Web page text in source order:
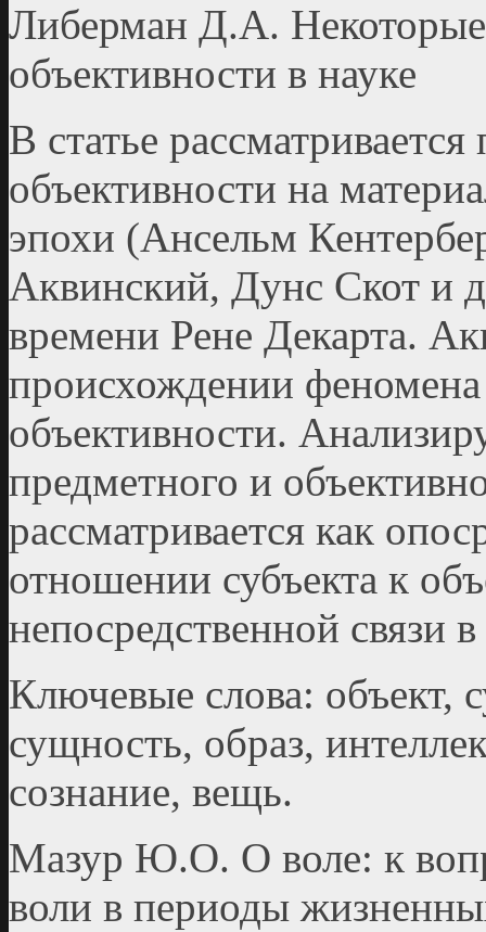
Либерман Д.А. Некоторые
объективности в науке
В статье
объективности на
эпохи (Ансельм
Аквинский, Дунс Скот и
времени Рене Декарта.
происхождении феномена
объективности.
предметного и
рассматривается как
отношении субъекта к
непосредственной связи
Ключевые слова: объект,
сущность, образ,
сознание, вещь.
Мазур Ю.О. О воле: к
воли в периоды